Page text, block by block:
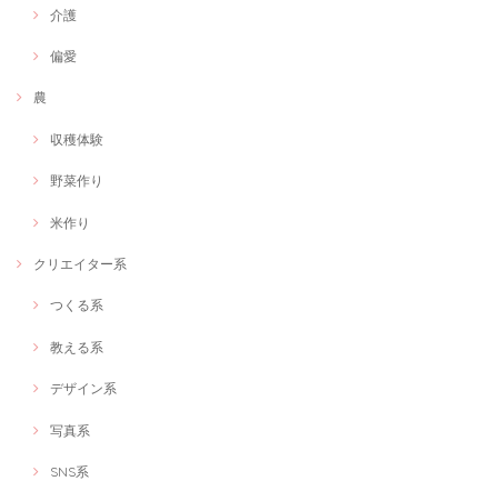
れり尽くせりです。コロナ禍のために実店舗から、ネット販売への移行
います。 有難う御座います。
た。ありがとうございます!
介護
偏愛
農
収穫体験
野菜作り
米作り
クリエイター系
つくる系
教える系
デザイン系
写真系
SNS系